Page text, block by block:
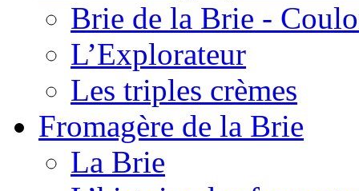
Brie de la Brie -
L’Explorateur
Les triples crèmes
Fromagère de la Brie
La Brie